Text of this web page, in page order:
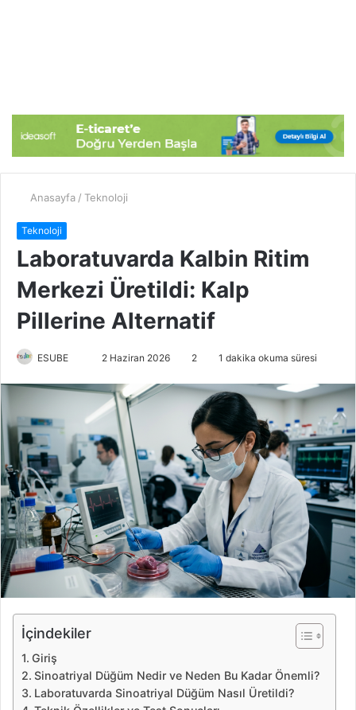
Anasayfa / Teknoloji
Teknoloji
Laboratuvarda Kalbin Ritim
Merkezi Üretildi: Kalp
Pillerine Alternatif
ESUBE
r
-
p
s
a
g
ö
e
2 Haziran 2026 2 1 dakika okuma süresi
İçindekiler
Giriş
Sinoatriyal Düğüm Nedir ve Neden Bu Kadar Önemli?
Laboratuvarda Sinoatriyal Düğüm Nasıl Üretildi?